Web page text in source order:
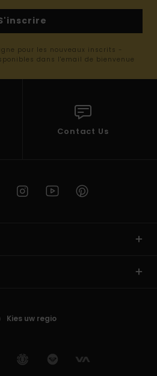
pour les nouveaux inscrits -
dans l'email de bienvenue
Contact Us
Kies uw regio